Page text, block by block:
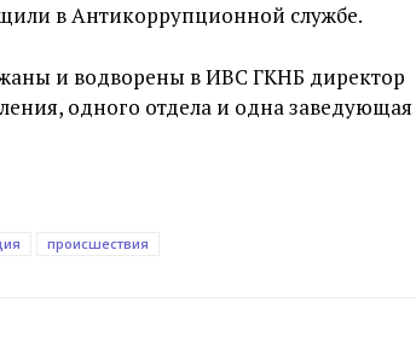
в Антикоррупционной службе.
и водворены в ИВС ГКНБ директор
одного отдела и одна заведующая
происшествия